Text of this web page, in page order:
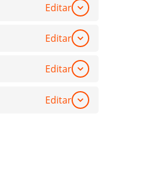
Editar
Editar
Editar
Editar